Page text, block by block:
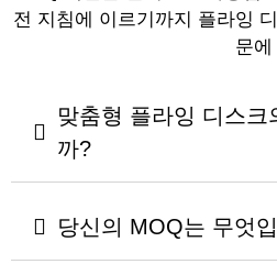
전 지침에 이르기까지 플라잉
문
맞춤형 플라잉 디스크
까?
당신의 MOQ는 무엇